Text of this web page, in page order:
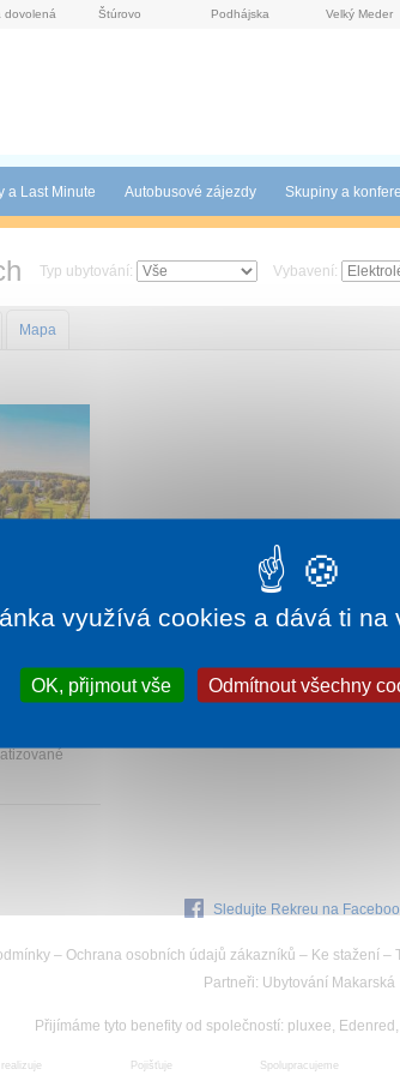
dovolená Štúrovo Podhájska Velký Meder
a Last Minute Autobusové zájezdy Skupiny a
Typ ubytování: Vybavení:
Mapa
ubytování
Sledujte Rekreu na
– Ochrana osobních údajů zákazníků – Ke stažení –
Partneři: Ubytování Makarská
Přijímáme tyto benefity od společností: pluxee,
Pojišťuje Spolupracujeme
využívá cookies a dává ti na
OK, přijmout vše Odmítnout všechny